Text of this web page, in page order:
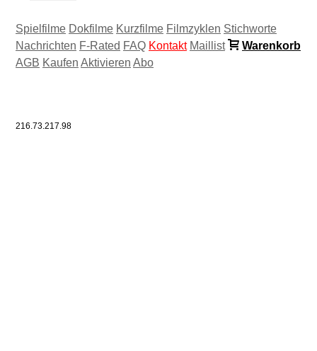
Spielfilme Dokfilme Kurzfilme Filmzyklen Stichworte
Nachrichten F-Rated FAQ Kontakt Maillist
Warenkorb
AGB Kaufen Aktivieren Abo
216.73.217.98